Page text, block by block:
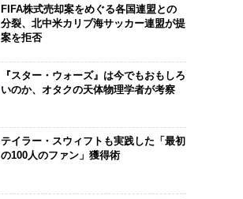
FIFA株式売却案をめぐる各国連盟との
分裂、北中米カリブ海サッカー連盟が提
案を拒否
『スター・ウォーズ』は今でもおもしろ
いのか、オタクの天体物理学者が考察
テイラー・スウィフトも実践した「最初
の100人のファン」獲得術